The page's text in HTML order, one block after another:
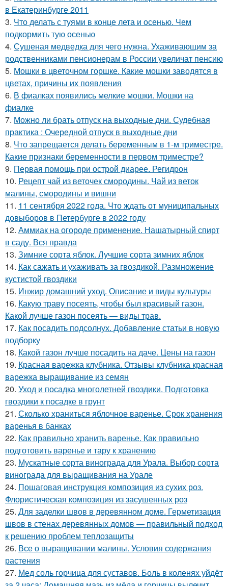
в Екатеринбурге 2011
3. Что делать с туями в конце лета и осенью. Чем
подкормить тую осенью
4. Сушеная медведка для чего нужна. Ухаживающим за
родственниками пенсионерам в России увеличат пенсию
5. Мошки в цветочном горшке. Какие мошки заводятся в
цветах, причины их появления
6. В фиалках появились мелкие мошки. Мошки на
фиалке
7. Можно ли брать отпуск на выходные дни. Судебная
практика : Очередной отпуск в выходные дни
8. Что запрещается делать беременным в 1-м триместре.
Какие признаки беременности в первом триместре?
9. Первая помощь при острой диарее. Регидрон
10. Рецепт чай из веточек смородины. Чай из веток
малины, смородины и вишни
11. 11 сентября 2022 года. Что ждать от муниципальных
довыборов в Петербурге в 2022 году
12. Аммиак на огороде применение. Нашатырный спирт
в саду. Вся правда
13. Зимние сорта яблок. Лучшие сорта зимних яблок
14. Как сажать и ухаживать за гвоздикой. Размножение
кустистой гвоздики
15. Инжир домашний уход. Описание и виды культуры
16. Какую траву посеять, чтобы был красивый газон.
Какой лучше газон посеять — виды трав.
17. Как посадить подсолнух. Добавление статьи в новую
подборку
18. Какой газон лучше посадить на даче. Цены на газон
19. Красная варежка клубника. Отзывы клубника красная
варежка выращивание из семян
20. Уход и посадка многолетней гвоздики. Подготовка
гвоздики к посадке в грунт
21. Сколько храниться яблочное варенье. Срок хранения
варенья в банках
22. Как правильно хранить варенье. Как правильно
подготовить варенье и тару к хранению
23. Мускатные сорта винограда для Урала. Выбор сорта
винограда для выращивания на Урале
24. Пошаговая инструкция композиция из сухих роз.
Флористическая композиция из засушенных роз
25. Для заделки швов в деревянном доме. Герметизация
швов в стенах деревянных домов — правильный подход
к решению проблем теплозащиты
26. Все о выращивании малины. Условия содержания
растения
27. Мед соль горчица для суставов. Боль в коленях уйдёт